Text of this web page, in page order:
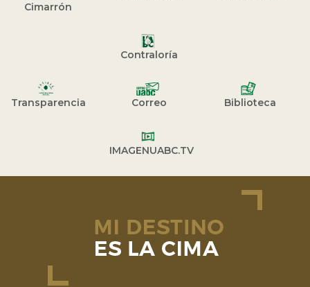
Cimarrón
Contraloría
Transparencia Correo Biblioteca
IMAGENUABC.TV